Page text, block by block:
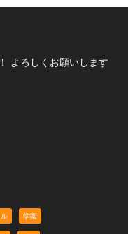
よろしくお願いします
学園